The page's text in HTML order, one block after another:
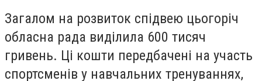
Загалом на розвиток спідвею цьогоріч
обласна рада виділила 600 тисяч
гривень. Ці кошти передбачені на участь
спортсменів у навчальних тренуваннях,